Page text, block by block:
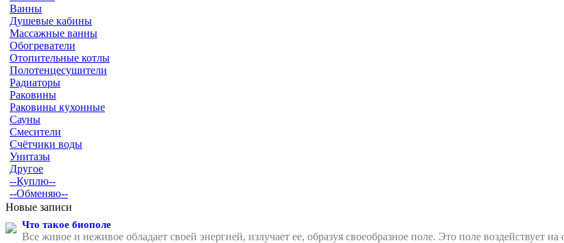
Ванны
Душевые кабины
Массажные ванны
Обогреватели
Отопительные котлы
Полотенцесушители
Радиаторы
Раковины
Раковины кухонные
Сауны
Смесители
Счётчики воды
Унитазы
Другое
--Куплю--
--Обменяю--
Новые записи
Что такое биополе
Все живое и неживое обладает своей энергией, излучает ее, образуя своеобразное поле. Это поле